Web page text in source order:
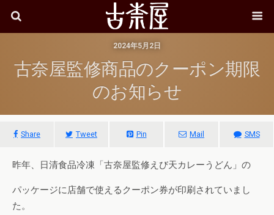
2024年5月2日
古奈屋監修商品のクーポン期限
のお知らせ
Share Tweet Pin Mail SMS
昨年、日清食品冷凍「古奈屋監修えび天カレーうどん」の
パッケージに店舗で使えるクーポン券が印刷されていまし
た。